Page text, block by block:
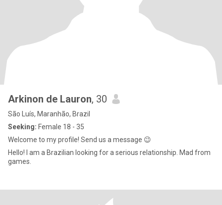
Arkinon de Lauron, 30
São Luís, Maranhão, Brazil
Seeking: Female 18 - 35
Welcome to my profile! Send us a message 😉
Hello! I am a Brazilian looking for a serious relationship. Mad from
games.